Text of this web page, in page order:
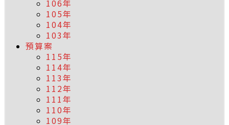
106年
105年
104年
103年
預算案
115年
114年
113年
112年
111年
110年
109年